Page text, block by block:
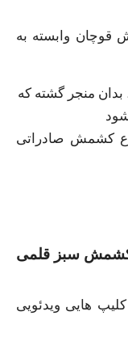
قوچان وابسته به
بدان منجر گشته که
فروش ۱۱ مدل انواع کشمش صادراتی
کشمش سبز قلمی
هایی ویدئویی